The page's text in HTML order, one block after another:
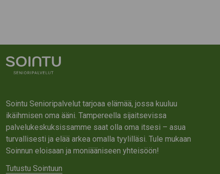
Sointu Senioripalvelut tarjoaa elämää, jossa kuuluu
ikäihmisen oma ääni. Tampereella sijaitsevissa
palvelukeskuksissamme saat olla oma itsesi – asua
turvallisesti ja elää arkea omalla tyylilläsi. Tule mukaan
Soinnun eloisaan ja moniääniseen yhteisöön!
Tutustu Sointuun